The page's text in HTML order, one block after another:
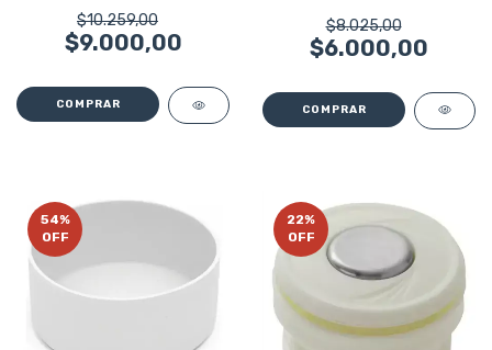
$10.259,00
$9.000,00
$8.025,00
$6.000,00
54%
OFF
22%
OFF